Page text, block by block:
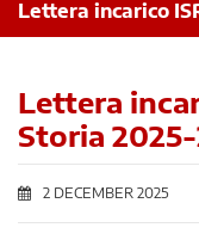
Lettera incarico
Lettera
Storia
2 DECEMBER 2025